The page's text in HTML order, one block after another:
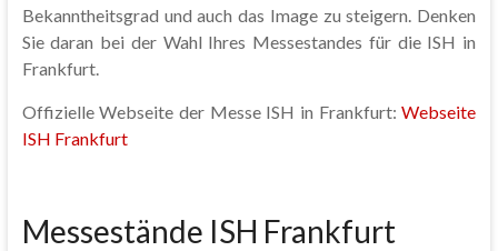
Bekanntheitsgrad und auch das Image zu steigern. Denken
Sie daran bei der Wahl Ihres Messestandes für die ISH in
Frankfurt.
Offizielle Webseite der Messe ISH in Frankfurt:Webseite
ISH Frankfurt
Messestände ISH Frankfurt